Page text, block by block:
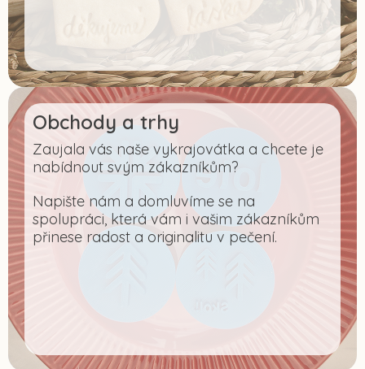
Obchody a trhy
Zaujala vás naše vykrajovátka a chcete je
nabídnout svým zákazníkům?
Napište nám a domluvíme se na
spolupráci, která vám i vašim zákazníkům
přinese radost a originalitu v pečení.